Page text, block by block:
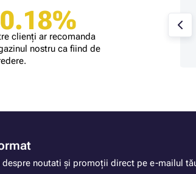
clienți ar recomanda
nostru ca fiind de
magazinului
și rapid.
noutati și promoții direct pe e-mailul